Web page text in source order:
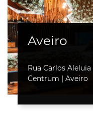
Aveiro
Rua Carlos Aleluia
Centrum | Aveiro